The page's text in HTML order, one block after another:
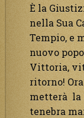
È la
nella Sua
Tempio, e
nuovo
Vittoria,
ritorno!
metterà la
tenebra